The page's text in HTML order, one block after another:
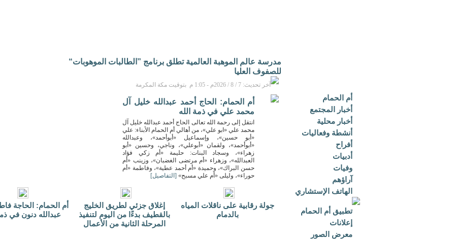
مدرسة عالم الموهبة العالمية تطلق برنامج ”الطالبات الموهوبات“
للصفوف العليا
آخر تحديث: 7 / 8 / 2026م - 1:05 م بتوقيت مكة المكرمة
أم الحمام
أخبار المجتمع
أخبار محلية
أنشطة وفعاليات
أفراح
أدبيات
وفيات
آراؤهم
الهاتف الإستشاري
تطبيق أم الحمام
إعلانات
معرض الصور
أم الحمام: الحاج أحمد عبدالله خليل آل
محمد علي في ذمة الله
انتقل إلى رحمة الله تعالى الحاج أحمد عبدالله خليل آل
محمد علي «ابو علي»، من أهالي أم الحمام الأبناء: علي
«أبو حسين»، وإسماعيل «أبوأحمد»، وعبدالله
«أبوأحمد»، ولقمان «أبوعلي»، وناجي، وحسين «أبو
زهراء»، وسجاد البنات: حليمة «أم زكي فؤاد
العبدالله»، وزهراء «أم مرتضى الغضبان»، وزينب «أم
حسن البراك»، وحميدة «أم أحمد عطية»، وفاطمة «أم
حوراء»، وليلى «أم علي مسبح» [التفاصيل]
جولة رقابية على ناقلات المياه
بالدمام
إغلاق جزئي لطريق الخليج
بالقطيف بدءًا من اليوم لتنفيذ
المرحلة الثانية من الأعمال
أم الحمام: الحاجة
عبدالله دنون في